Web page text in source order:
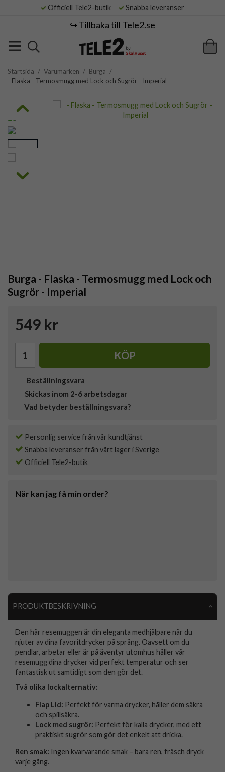
Officiell Tele2-butik Snabba leveranser
↪️ Tillbaka till Tele2.se
Startsida / Varumärken / Burga /
- Flaska - Termosmugg med Lock och Sugrör - Imperial
Burga - Flaska - Termosmugg med Lock och
Sugrör - Imperial
549 kr
KÖP
Beställningsvara
Skickas inom 2-6 arbetsdagar
Vad betyder beställningsvara?
Personlig service från vår kundtjänst
Snabba leveranser från vårt lager i Sverige
Officiell Tele2-butik
När kan jag få min order?
PRODUKTBESKRIVNING
Den här resemuggen är din eleganta medhjälpare när du
njuter av dina favoritdrycker på språng. Oavsett om du
pendlar, arbetar eller är på äventyr utomhus håller vår
resemugg dina drycker vid perfekt temperatur och ser
fantastisk ut samtidigt som den gör det.
Två olika lockalternativ:
Flap Lid: Perfekt för varma drycker, håller dem säkra
och spillsäkra.
Lock med sugrör: Perfekt för kalla drycker, med ett
praktiskt sugrör som gör det enkelt att dricka.
Ren smak: Ingen kvarvarande smak – bara ren, fräsch dryck
varje gång.